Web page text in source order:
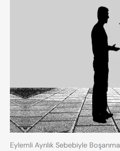
Eylemli Ayrılık Sebebiyle Boşanma